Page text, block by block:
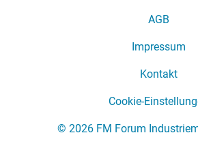
AGB
Impressum
Kontakt
Cookie-
© 2026 FM Forum